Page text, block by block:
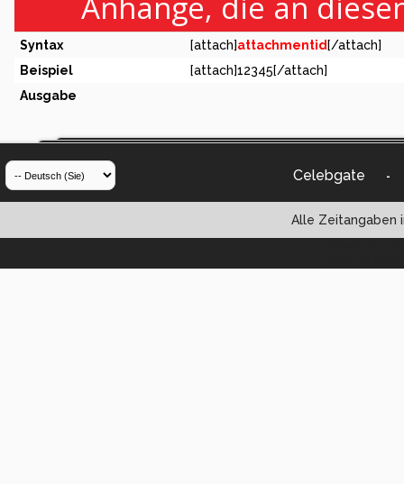
Syntax [attach]attachmentid [/attach]
Beispiel
[attach]12345[/attach]
Ausgabe
Celebgate -
Alle Zeitangaben